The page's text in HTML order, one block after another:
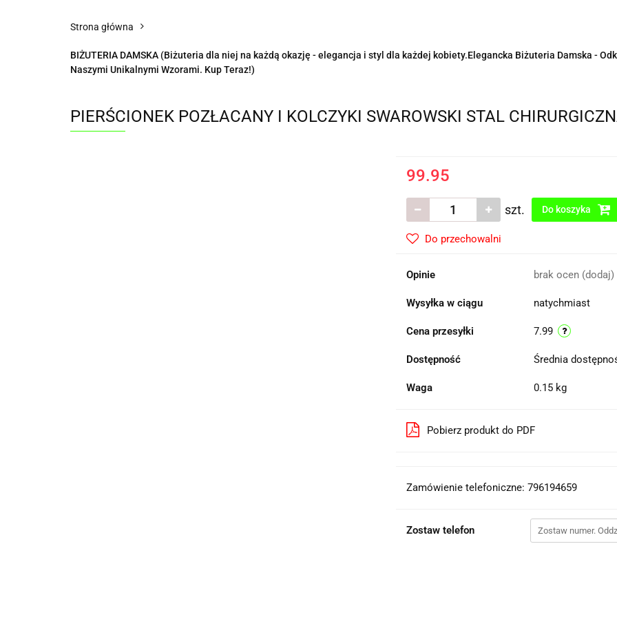
Strona główna
BIŻUTERIA DAMSKA (Biżuteria dla niej na każdą okazję - elegancja i styl dla każdej kobiety.Elegancka Biżuteria Damska -
Naszymi Unikalnymi Wzorami. Kup Teraz!)
PIERŚCIONEK POZŁACANY I KOLCZYKI SWAROWSKI STAL
99.95
szt. Do koszyka
Do przechowalni
Opinie brak ocen (dodaj)
Wysyłka w ciągu natychmiast
Cena przesyłki 7.99
Dostępność Średnia
Waga 0.15 kg
Pobierz produkt do PDF
Zamówienie telefoniczne: 796194659
Zostaw telefon